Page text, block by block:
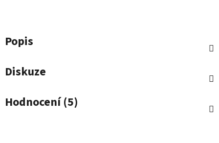
Popis
Diskuze
Hodnocení (5)